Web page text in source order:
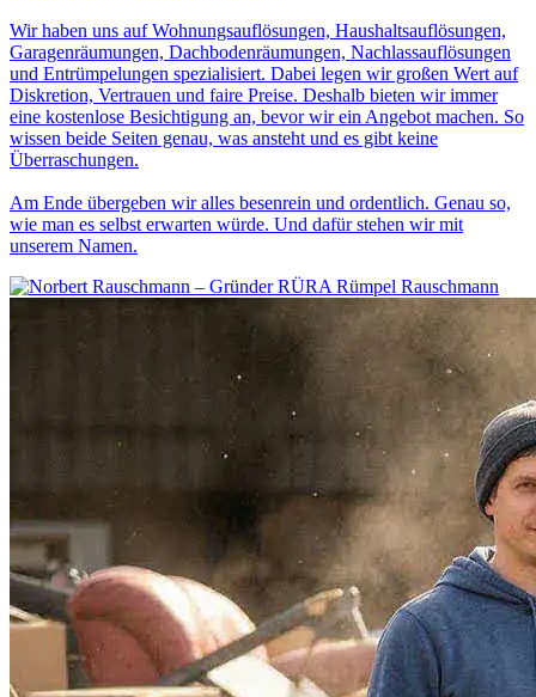
Wir haben uns auf Wohnungsauflösungen, Haushaltsauflösungen,
Garagenräumungen, Dachbodenräumungen, Nachlassauflösungen
und Entrümpelungen spezialisiert. Dabei legen wir großen Wert auf
Diskretion, Vertrauen und faire Preise. Deshalb bieten wir immer
eine kostenlose Besichtigung an, bevor wir ein Angebot machen. So
wissen beide Seiten genau, was ansteht und es gibt keine
Überraschungen.
Am Ende übergeben wir alles besenrein und ordentlich. Genau so,
wie man es selbst erwarten würde. Und dafür stehen wir mit
unserem Namen.